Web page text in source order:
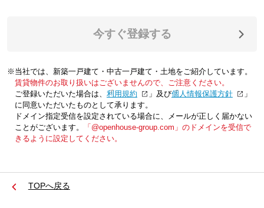
今すぐ登録する
※当社では、新築一戸建て・中古一戸建て・土地をご紹介しています。
賃貸物件のお取り扱いはございませんので、ご注意ください。
ご登録いただいた場合は、「利用規約 」及び「個人情報保護方針
」
に同意いただいたものとして承ります。
ドメイン指定受信を設定されている場合に、メールが正しく届かない
ことがございます。
「@openhouse-group.com」のドメインを受信で
きるように設定してください。
TOPへ戻る